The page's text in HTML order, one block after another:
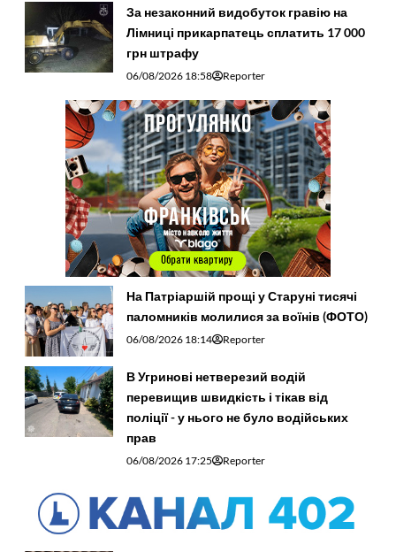
За незаконний видобуток гравію на
Лімниці прикарпатець сплатить 17 000
грн штрафу
06/08/2026 18:58 Reporter
На Патріаршій прощі у Старуні тисячі
паломників молилися за воїнів (ФОТО)
06/08/2026 18:14 Reporter
В Угринові нетверезий водій
перевищив швидкість і тікав від
поліції - у нього не було водійських
прав
06/08/2026 17:25 Reporter